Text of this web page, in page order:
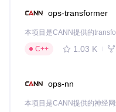
ops-transformer
C++
1.03 K
ops-nn